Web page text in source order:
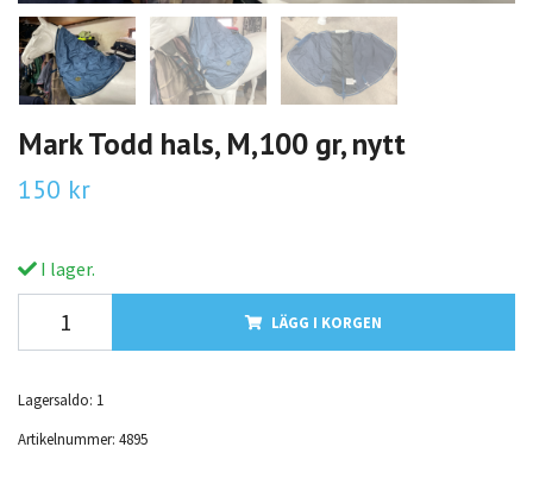
Mark Todd hals, M,100 gr, nytt
150 kr
I lager.
LÄGG I KORGEN
Lagersaldo: 1
Artikelnummer: 4895